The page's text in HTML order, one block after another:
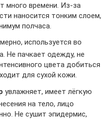
много времени. Из-за
наносится тонким слоем,
полчаса.
используется во
Не пачкает одежду, не
цвета добиться
для сухой кожи.
увлажняет, имеет лёгкую
на тело, лицо
Не сушит эпидермис,